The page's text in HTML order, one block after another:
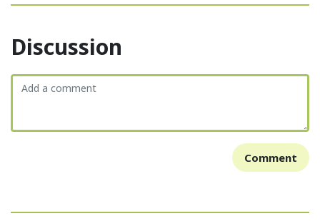
Discussion
Comment